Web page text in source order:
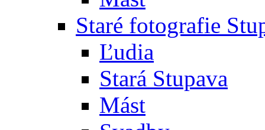
Staré fotografie
Ľudia
Stará Stupava
Mást